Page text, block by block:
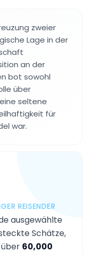
zweier
Lage in der
an der
bot sowohl
über
seltene
für
war.
REISENDER
ausgewählte
Schätze,
60,000